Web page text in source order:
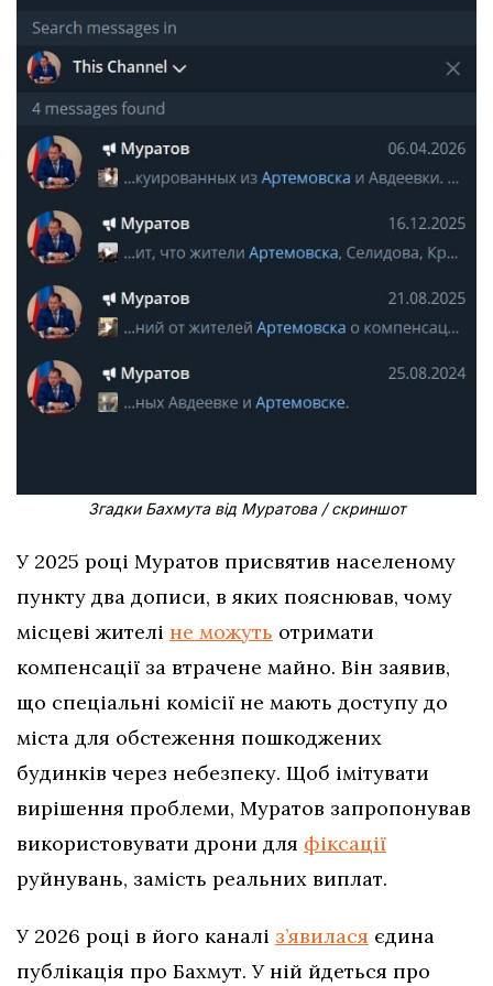
Згадки Бахмута від Муратова / скриншот
У 2025 році Муратов присвятив населеному
пункту два дописи, в яких пояснював, чому
місцеві жителі не можуть отримати
компенсації за втрачене майно. Він заявив,
що спеціальні комісії не мають доступу до
міста для обстеження пошкоджених
будинків через небезпеку. Щоб імітувати
вирішення проблеми, Муратов запропонував
використовувати дрони для фіксації
руйнувань, замість реальних виплат.
У 2026 році в його каналі з’явилася єдина
публікація про Бахмут. У ній йдеться про